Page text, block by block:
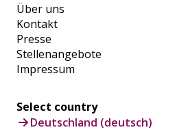
Über uns
Kontakt
Presse
Stellenangebote
Impressum
Select country
Deutschland (deutsch)